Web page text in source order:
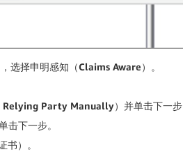
选择申明感知（Claims Aware）
。
Party Manually） 并单击下一步
击下一步。
书）。